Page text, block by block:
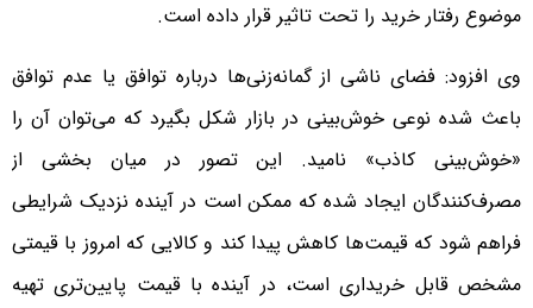
موضوع رفتار خرید را تحت تاثیر قرار داده است.
وی افزود: فضای ناشی از گمانه‌زنی‌ها درباره توافق یا عدم توافق
باعث شده نوعی خوش‌بینی در بازار شکل بگیرد که می‌توان آن را
«خوش‌بینی کاذب» نامید. این تصور در میان بخشی از
مصرف‌کنندگان ایجاد شده که ممکن است در آینده نزدیک شرایطی
فراهم شود که قیمت‌ها کاهش پیدا کند و کالایی که امروز با قیمتی
مشخص قابل خریداری است، در آینده با قیمت پایین‌تری تهیه